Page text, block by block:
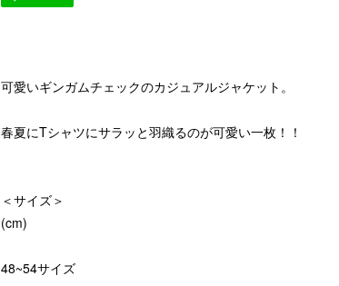
可愛いギンガムチェックのカジュアルジャケット。
春夏にTシャツにサラッと羽織るのが可愛い一枚！！
＜サイズ＞
(cm)
48~54サイズ